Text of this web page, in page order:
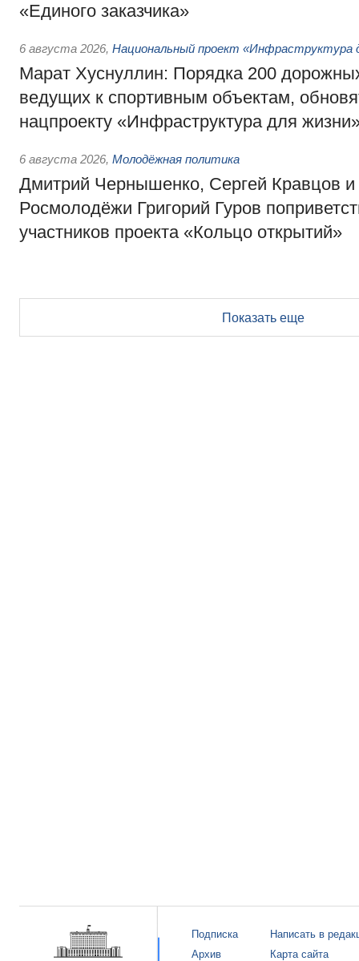
«Единого заказчика»
6 августа 2026, Национальный проект «Инфраструктура
Марат Хуснуллин: Порядка 200
ведущих к спортивным объектам,
нацпроекту «Инфраструктура для
6 августа 2026, Молодёжная политика
Дмитрий Чернышенко, Сергей Кравцов и
Росмолодёжи Григорий Гуров
участников проекта «Кольцо открытий»
Показать еще
Подписка
Архив
Написать в
Карта сайта